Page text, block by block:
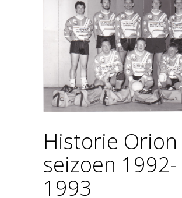
Historie Orion
seizoen 1992-
1993